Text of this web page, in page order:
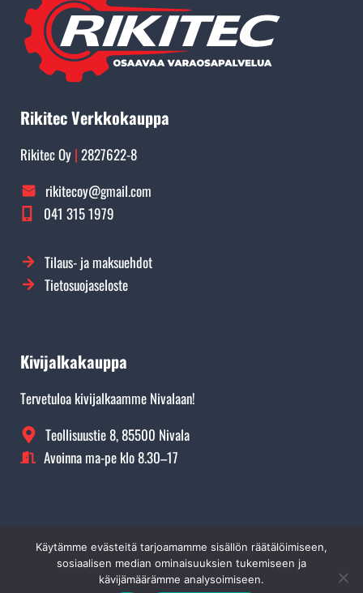
Yli 300€ ostoksille ilmainen toimitus!
Rikitec Verkkokauppa
Rikitec Oy | 2827622-8
rikitecoy@gmail.com
041 315 1979
Tilaus- ja maksuehdot
Tietosuojaseloste
Kivijalkakauppa
Tervetuloa kivijalkaamme Nivalaan!
Teollisuustie 8, 85500 Nivala
Avoinna ma-pe klo 8.30–17
Rikitec Oy 2026. Kaikki oikeudet pidätetään.
Käytämme evästeitä tarjoamamme sisällön räätälöimiseen,
sosiaalisen median ominaisuuksien tukemiseen ja
kävijämäärämme analysoimiseen.